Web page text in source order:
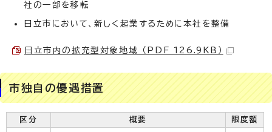
社の一部を移転
日立市において、新しく起業するために本社を整備
日立市内の拡充型対象地域 （PDF 126.9KB）
市独自の優遇措置
区分 概要 限度額